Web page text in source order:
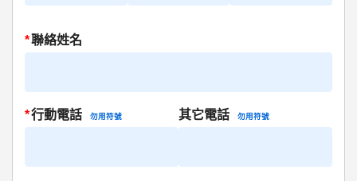
*聯絡姓名
*行動電話 勿用符號 其它電話 勿用符號